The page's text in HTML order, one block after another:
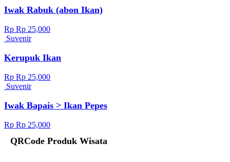
Iwak Rabuk (abon Ikan)
Rp Rp 25,000
Suvenir
Kerupuk Ikan
Rp Rp 25,000
Suvenir
Iwak Bapais > Ikan Pepes
Rp Rp 25,000
QRCode Produk Wisata